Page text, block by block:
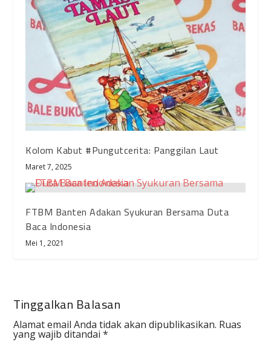
Kolom Kabut #Pungutcerita: Panggilan Laut
Maret 7, 2025
FTBM Banten Adakan Syukuran Bersama Duta
Baca Indonesia
Mei 1, 2021
Tinggalkan Balasan
Alamat email Anda tidak akan dipublikasikan. Ruas
yang wajib ditandai*